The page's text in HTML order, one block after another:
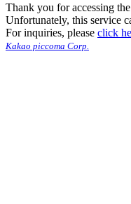
Thank you for accessing
Unfortunately, this service
For inquiries, please click
Kakao piccoma Corp.